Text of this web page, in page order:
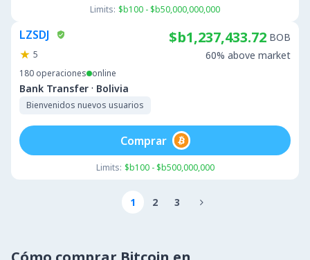
Limits: $b100 - $b50,000,000,000
LZSDJ
5
180 operaciones online
Bank Transfer · Bolivia
Bienvenidos nuevos usuarios
$b1,237,433.72 BOB
60% above market
Limits: $b100 - $b500,000,000
Comprar
1 2 3 